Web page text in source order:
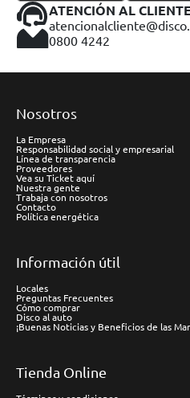
ATENCIÓN AL
0800 4242
Nosotros
La Empresa
Responsabilidad social y empresarial
Línea de transparencia
Proveedores
Vea su Ticket aquí
Nuestra gente
Trabaja con nosotros
Contacto
Política energética
Información útil
Locales
Preguntas Frecuentes
Cómo comprar
Disco al auto
¡Buenas Noticias y Beneficios de las
Tienda Online